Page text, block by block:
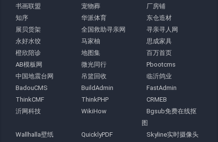
书画联盟
宠物葬
厂房铺
知序
华派体育
东仓造材
展贝货架
全国救助寻亲网
寻亲寻人网
永好水饺
马家柚
思成家具
橙欣陪诊
地图集
百万首页
AB模板网
微光同行
Pbootcms
中国地震台网
吊篮回收
临沂鸽业
BadouCMS
BuildAdmin
FastAdmin
ThinkCMF
ThinkPHP
CRMEB
沂网科技
WikiHow
Bgsub免费在线抠
图
Wallhalla壁纸
QuicklyPDF
Skyline实时摄像头